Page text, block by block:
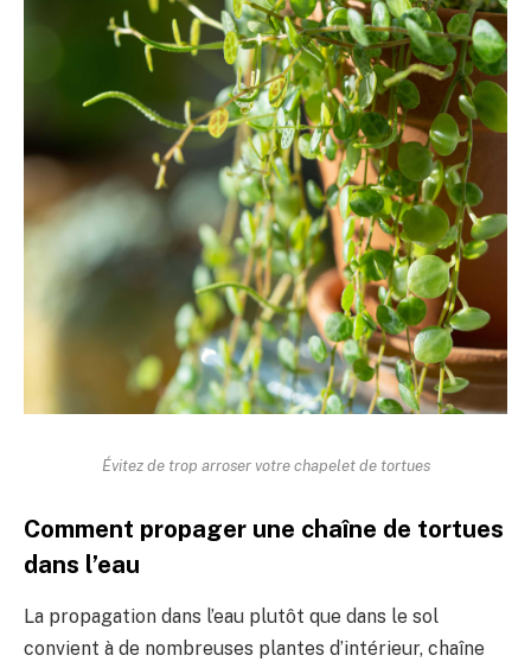
Évitez de trop arroser votre chapelet de tortues
Comment propager une chaîne de tortues
dans l’eau
La propagation dans l’eau plutôt que dans le sol
convient à de nombreuses plantes d’intérieur, chaîne